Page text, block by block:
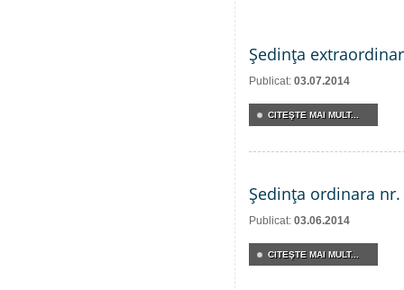
Şedinţa
Publicat: 03.07.2014
CITEŞTE MAI MULT...
Şedinţa ordinara
Publicat: 03.06.2014
CITEŞTE MAI MULT...